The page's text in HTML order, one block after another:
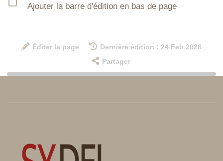
Ajouter la barre d'édition en bas de page
Éditer la page
Dernière édition : 24 Feb 2026
Partager